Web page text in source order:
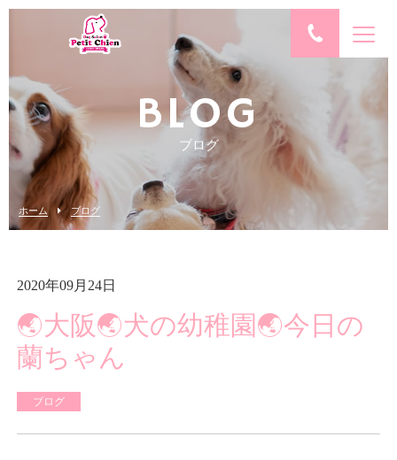
BLOG
ブログ
ホーム ブログ
2020年09月24日
🌏大阪🌏犬の幼稚園🌏今日の
蘭ちゃん
ブログ